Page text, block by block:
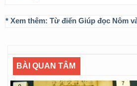
* Xem thêm: Từ điển Giúp đọc Nôm
BÀI QUAN TÂM